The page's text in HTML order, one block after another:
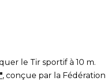
le Tir sportif à 10 m.
, conçue par la